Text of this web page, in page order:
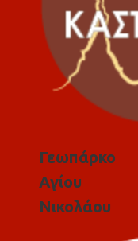
Γεωπάρκο
Αγίου
Νικολάου